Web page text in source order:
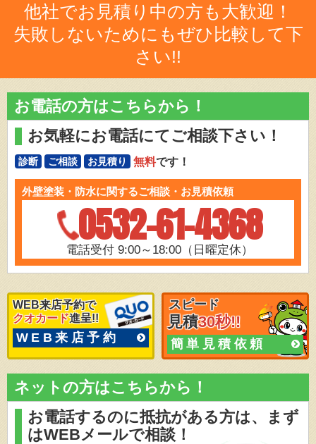
他社でお見積り中の方も大歓迎！
失敗しないためにもぜひ比較して下
さい!!
お電話の方はこちらから！
お気軽にお電話にてご相談下さい！
診断 ご相談 お見積り 無料です！
外壁塗装・防水に関するご相談・お見積依頼
0532-61-4368
電話受付 9:00～18:00（日曜定休）
WEB来店予約で
クオカード進呈!!
WEB来店予約
スピード
見積30秒!!
簡単見積依頼
ネットの方はこちらから！
お電話するのに抵抗がある方は、
まず
はWEBメールで相談！